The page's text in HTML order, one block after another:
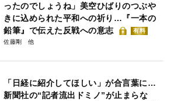
ったのでしょうね」美空ひばりのつぶや
きに込められた平和への祈り…『一本の
鉛筆』で伝えた反戦への意志
有料
佐藤剛
「日経に紹介してほしい」が合言葉に…
新聞社の“記者流出ドミノ”が止まらな